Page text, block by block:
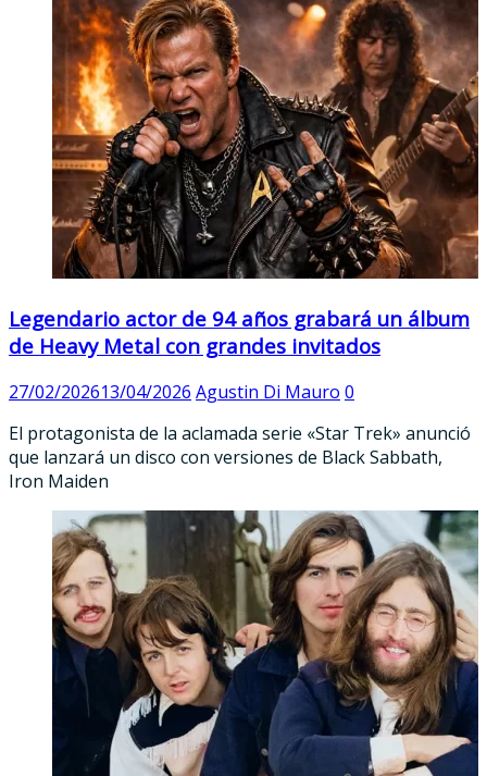
Legendario actor de 94 años grabará un álbum
de Heavy Metal con grandes invitados
27/02/202613/04/2026 Agustin Di Mauro 0
El protagonista de la aclamada serie «Star Trek» anunció
que lanzará un disco con versiones de Black Sabbath,
Iron Maiden